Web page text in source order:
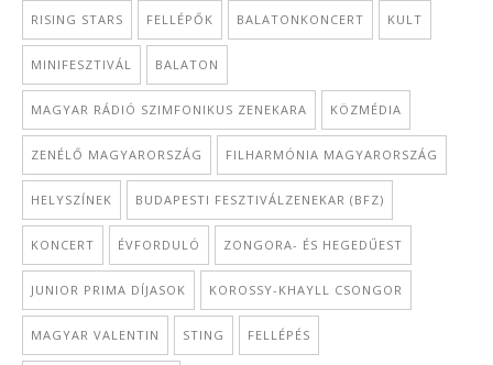
RISING STARS FELLÉPŐK BALATONKONCERT KULT
MINIFESZTIVÁL BALATON
MAGYAR RÁDIÓ SZIMFONIKUS ZENEKARA KÖZMÉDIA
ZENÉLŐ MAGYARORSZÁG FILHARMÓNIA MAGYARORSZÁG
HELYSZÍNEK BUDAPESTI FESZTIVÁLZENEKAR (BFZ)
KONCERT ÉVFORDULÓ ZONGORA- ÉS HEGEDŰEST
JUNIOR PRIMA DÍJASOK KOROSSY-KHAYLL CSONGOR
MAGYAR VALENTIN STING FELLÉPÉS